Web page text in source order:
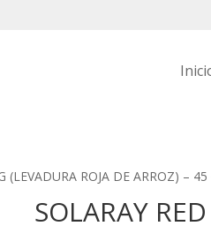
(LEVADURA ROJA DE ARROZ) – 45
SOLARAY